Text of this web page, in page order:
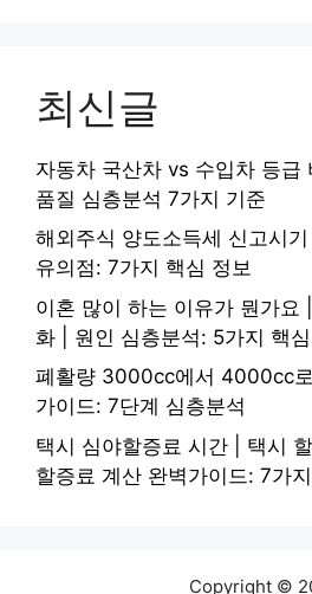
최신글
자동차 국산차 vs 수입차 등급
품질 심층분석 7가지 기준
해외주식 양도소득세 신고시
유의점: 7가지 핵심 정보
이혼 많이 하는 이유가 뭔가요
화 | 원인 심층분석: 5가지 핵
폐활량 3000cc에서 4000cc
가이드: 7단계 심층분석
택시 심야할증료 시간 | 택시
할증료 계산 완벽가이드: 7가
Copyright ©